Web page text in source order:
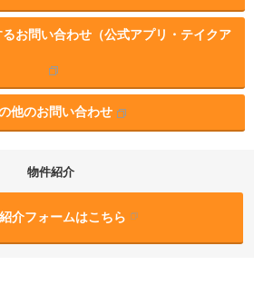
お問い合わせ（公式アプリ・テイクア
他のお問い合わせ
物件紹介
介フォームはこちら